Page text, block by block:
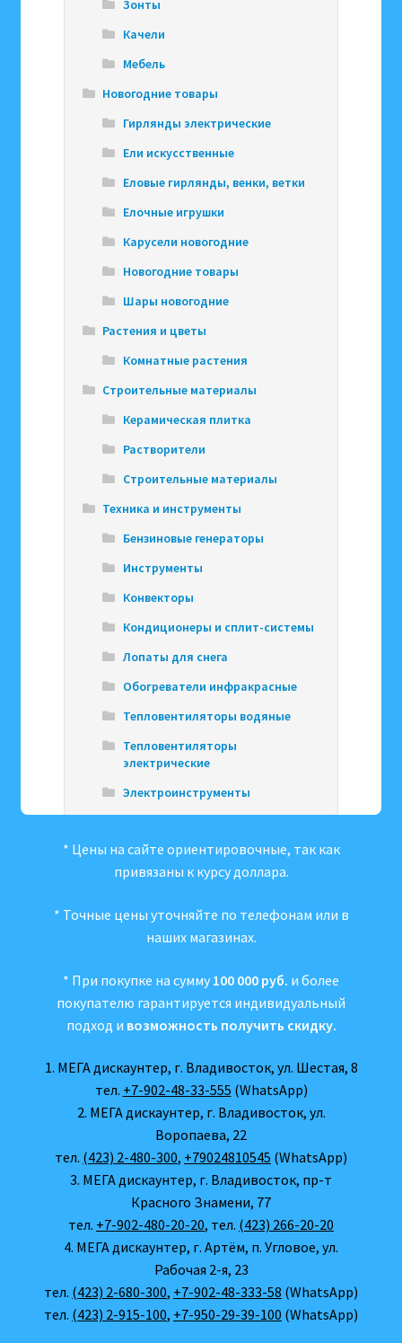
Зонты
Качели
Мебель
Новогодние товары
Гирлянды электрические
Ели искусственные
Еловые гирлянды, венки, ветки
Елочные игрушки
Карусели новогодние
Новогодние товары
Шары новогодние
Растения и цветы
Комнатные растения
Строительные материалы
Керамическая плитка
Растворители
Строительные материалы
Техника и инструменты
Бензиновые генераторы
Инструменты
Конвекторы
Кондиционеры и сплит-системы
Лопаты для снега
Обогреватели инфракрасные
Тепловентиляторы водяные
Тепловентиляторы
электрические
Электроинструменты
* Цены на сайте ориентировочные, так как
привязаны к курсу доллара.
* Точные цены уточняйте по телефонам или в
наших магазинах.
* При покупке на сумму 100 000 руб. и более
покупателю гарантируется индивидуальный
подход и возможность получить скидку.
1. МЕГА дискаунтер, г. Владивосток, ул. Шестая, 8
тел. +7-902-48-33-555 (WhatsApp)
2. МЕГА дискаунтер, г. Владивосток, ул.
Воропаева, 22
тел. (423) 2-480-300, +79024810545 (WhatsApp)
3. МЕГА дискаунтер, г. Владивосток, пр-т
Красного Знамени, 77
тел. +7-902-480-20-20, тел. (423) 266-20-20
4. МЕГА дискаунтер, г. Артём, п. Угловое, ул.
Рабочая 2-я, 23
тел. (423) 2-680-300, +7-902-48-333-58 (WhatsApp)
тел. (423) 2-915-100, +7-950-29-39-100 (WhatsApp)